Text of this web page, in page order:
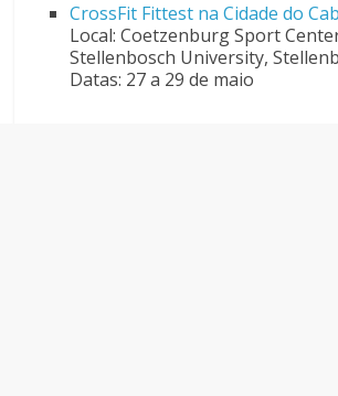
CrossFit Fittest na Cidade do
Local: Coetzenburg Sport
Stellenbosch University,
Datas: 27 a 29 de maio